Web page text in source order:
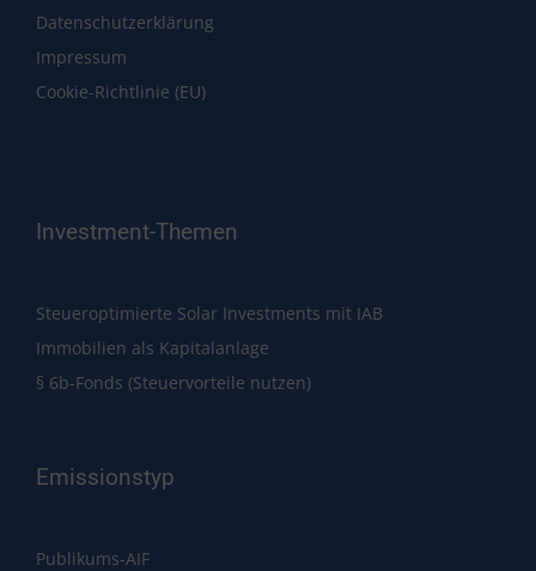
Datenschutzerklärung
Impressum
Cookie-Richtlinie (EU)
Investment-Themen
Steueroptimierte Solar Investments mit IAB
Immobilien als Kapitalanlage
§ 6b-Fonds (Steuervorteile nutzen)
Emissionstyp
Publikums-AIF